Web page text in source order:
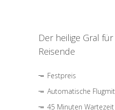
Der heilige Gral
Reisende
Festpreis
Automatische
45 Minuten